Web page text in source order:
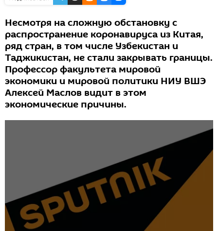
Несмотря на сложную обстановку с
распространение коронавируса из Китая,
ряд стран, в том числе Узбекистан и
Таджикистан, не стали закрывать границы.
Профессор факультета мировой
экономики и мировой политики НИУ ВШЭ
Алексей Маслов видит в этом
экономические причины.